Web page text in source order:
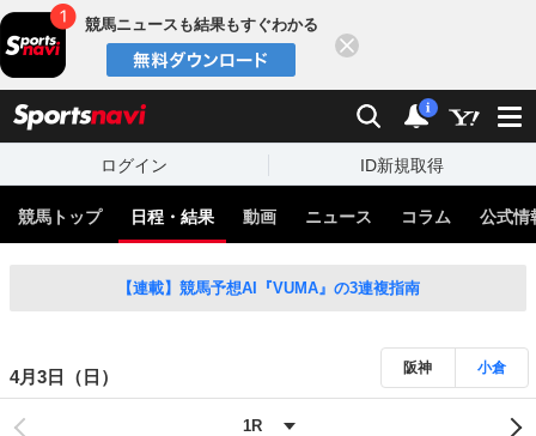
競馬ニュースも結果もすぐわかる
検索 通知
i
ログイン ID新規取得
競馬トップ 日程・結果 動画 ニュース コラム 公式情
【連載】競馬予想AI『VUMA』の3連複指南
4月3日（日） 阪神 小倉